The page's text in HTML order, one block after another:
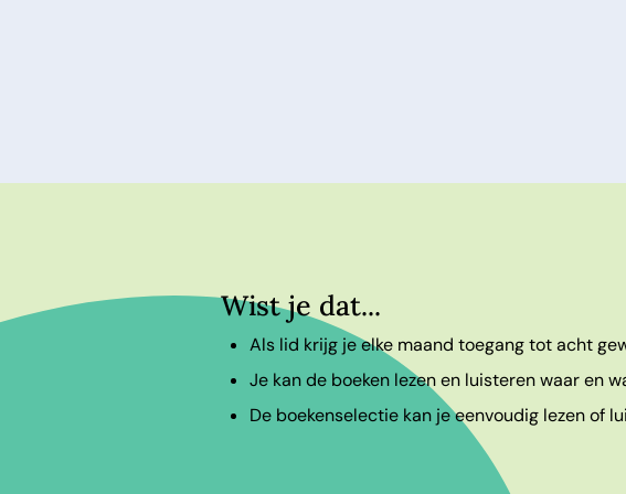
Wist je dat...
Als lid krijg je elke maand toegang tot acht
Je kan de boeken lezen en luisteren waar en
De boekenselectie kan je eenvoudig lezen of